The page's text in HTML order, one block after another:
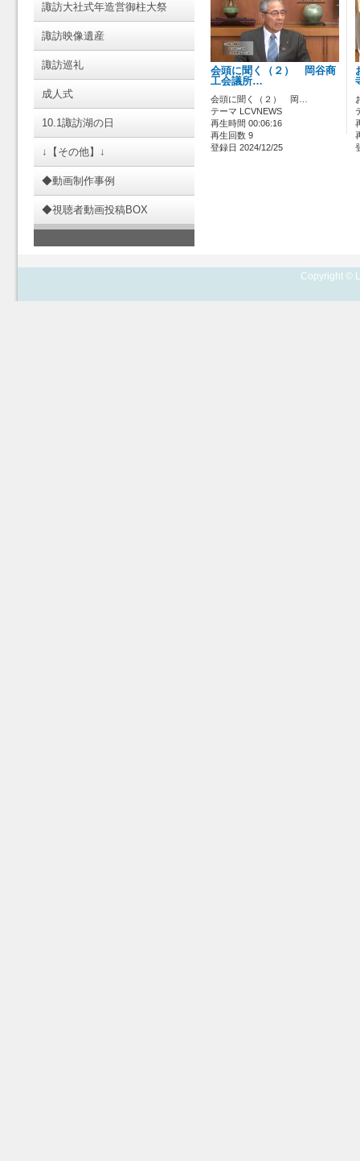
諏訪大社式年造営御柱大祭
諏訪映像遺産
諏訪巡礼
成人式
10.1諏訪湖の日
↓【その他】↓
◆動画制作事例
◆視聴者動画投稿BOX
会頭に聞く（２） 岡谷商
工会議所…
会頭に聞く（２） 岡…
テーマ LCVNEWS
再生時間 00:06:16
再生回数 9
登録日 2024/12/25
Copyright ©